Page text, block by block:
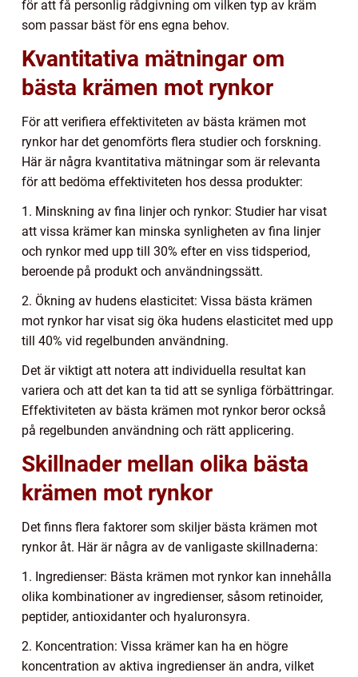
för att få personlig rådgivning om vilken typ av kräm
som passar bäst för ens egna behov.
Kvantitativa mätningar om
bästa krämen mot rynkor
För att verifiera effektiviteten av bästa krämen mot
rynkor har det genomförts flera studier och forskning.
Här är några kvantitativa mätningar som är relevanta
för att bedöma effektiviteten hos dessa produkter:
1. Minskning av fina linjer och rynkor: Studier har visat
att vissa krämer kan minska synligheten av fina linjer
och rynkor med upp till 30% efter en viss tidsperiod,
beroende på produkt och användningssätt.
2. Ökning av hudens elasticitet: Vissa bästa krämen
mot rynkor har visat sig öka hudens elasticitet med upp
till 40% vid regelbunden användning.
Det är viktigt att notera att individuella resultat kan
variera och att det kan ta tid att se synliga förbättringar.
Effektiviteten av bästa krämen mot rynkor beror också
på regelbunden användning och rätt applicering.
Skillnader mellan olika bästa
krämen mot rynkor
Det finns flera faktorer som skiljer bästa krämen mot
rynkor åt. Här är några av de vanligaste skillnaderna:
1. Ingredienser: Bästa krämen mot rynkor kan innehålla
olika kombinationer av ingredienser, såsom retinoider,
peptider, antioxidanter och hyaluronsyra.
2. Koncentration: Vissa krämer kan ha en högre
koncentration av aktiva ingredienser än andra, vilket